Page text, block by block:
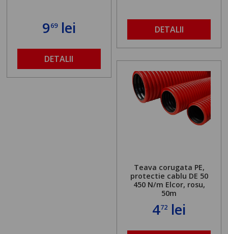
969lei
DETALII
DETALII
Teava corugata PE,
protectie cablu DE 50
450 N/m Elcor, rosu,
50m
472 lei